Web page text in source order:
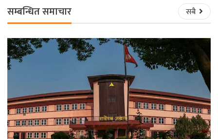
सम्बन्धित समाचार सबै